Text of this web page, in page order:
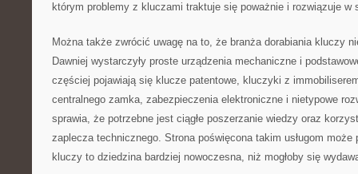
którym problemy z kluczami traktuje się poważnie i rozwiązuje w
Można także zwrócić uwagę na to, że branża dorabiania kluczy
Dawniej wystarczyły proste urządzenia mechaniczne i
częściej pojawiają się klucze patentowe, kluczyki z
centralnego zamka, zabezpieczenia elektroniczne i nietypowe
sprawia, że potrzebne jest ciągłe poszerzanie wiedzy oraz
zaplecza technicznego. Strona poświęcona takim usługom może
kluczy to dziedzina bardziej nowoczesna, niż mogłoby się